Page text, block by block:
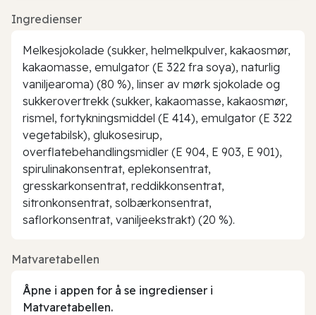
Ingredienser
Melkesjokolade (sukker, helmelkpulver, kakaosmør,
kakaomasse, emulgator (E 322 fra soya), naturlig
vaniljearoma) (80 %), linser av mørk sjokolade og
sukkerovertrekk (sukker, kakaomasse, kakaosmør,
rismel, fortykningsmiddel (E 414), emulgator (E 322
vegetabilsk), glukosesirup,
overflatebehandlingsmidler (E 904, E 903, E 901),
spirulinakonsentrat, eplekonsentrat,
gresskarkonsentrat, reddikkonsentrat,
sitronkonsentrat, solbærkonsentrat,
saflorkonsentrat, vaniljeekstrakt) (20 %).
Matvaretabellen
Åpne i appen for å se ingredienser i
Matvaretabellen.